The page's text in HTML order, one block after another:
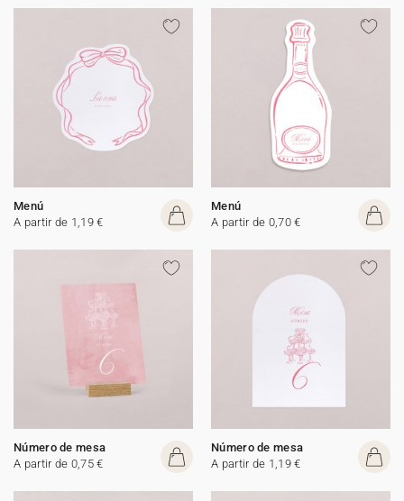
Menú
A partir de 1,19 €
Menú
A partir de 0,70 €
Número de mesa
A partir de 0,75 €
Número de mesa
A partir de 1,19 €